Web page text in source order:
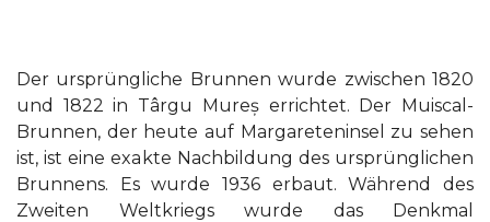
Der ursprüngliche Brunnen wurde zwischen 1820
und 1822 in Târgu Mureș errichtet. Der Muiscal-
Brunnen, der heute auf Margareteninsel zu sehen
ist, ist eine exakte Nachbildung des ursprünglichen
Brunnens. Es wurde 1936 erbaut. Während des
Zweiten Weltkriegs wurde das Denkmal